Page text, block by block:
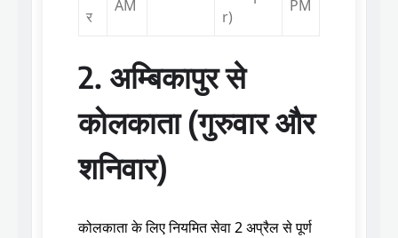
र
AM
r)
PM
2. अम्बिकापुर से
कोलकाता (गुरुवार और
शनिवार)
कोलकाता के लिए नियमित सेवा 2 अप्रैल से पूर्ण